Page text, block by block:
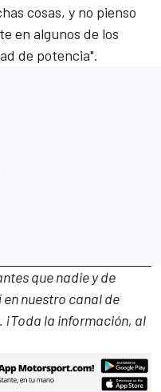
cosas, y no pienso
en algunos de los
de potencia".
que nadie y de
en nuestro canal de
¡Toda la información, al